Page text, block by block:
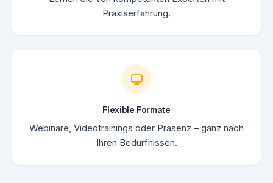
Praxiserfahrung.
Flexible Formate
Webinare, Videotrainings oder Präsenz – ganz nach
Ihren Bedürfnissen.